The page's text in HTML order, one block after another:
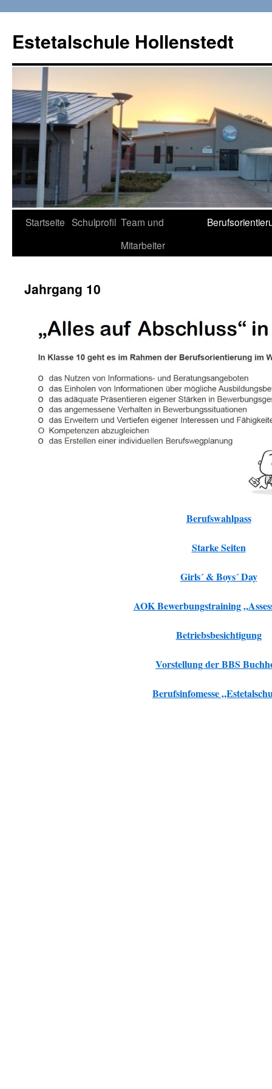
springen
Estetalschule Hollenstedt
Startseite Schulprofil Team und
Mitarbeiter
Jahrgang 10
Berufswahlpass
Starke Seiten
Girls´ & Boys´ Day
AOK Bewerbungstraining
Betriebsbesichtigung
Vorstellung der BBS
Berufsinfomesse